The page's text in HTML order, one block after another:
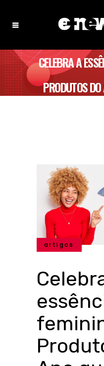
CELEBRA A
PRODUTOS
artigos